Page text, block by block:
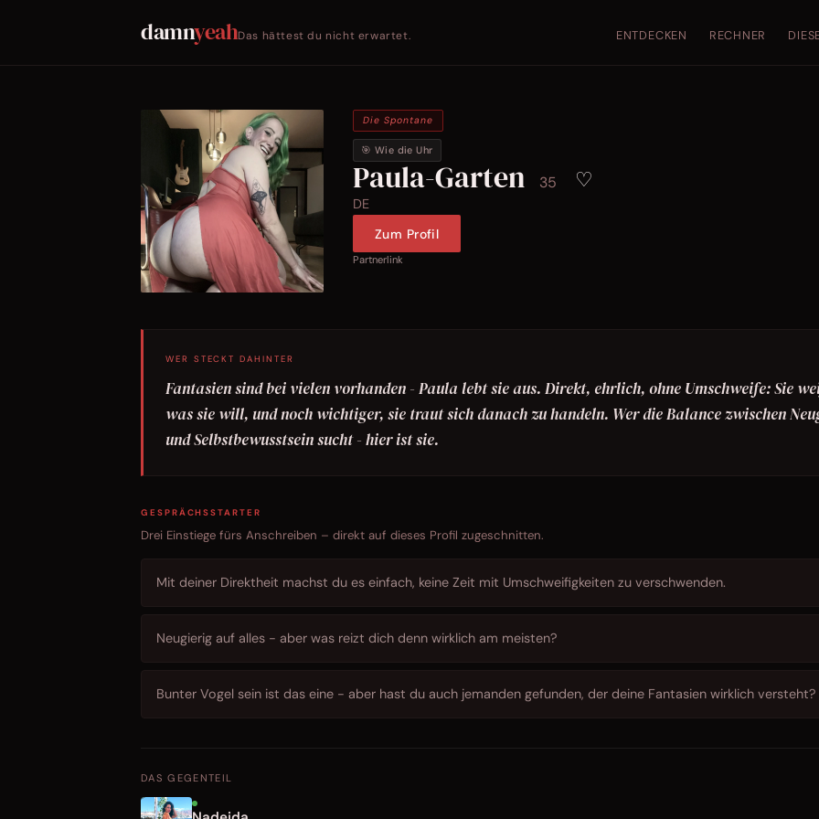
damnyeahDas hättest du nicht erwartet. ENTDECKEN RECHNER
Die Spontane
🎯 Wie die Uhr
Paula-Garten 35 ♡
DE
Zum Profil
Partnerlink
WER STECKT DAHINTER
Fantasien sind bei vielen vorhanden - Paula lebt sie aus. Direkt, ehrlich, ohne Umschweife: Sie
was sie will, und noch wichtiger, sie traut sich danach zu handeln. Wer die Balance zwischen
und Selbstbewusstsein sucht - hier ist sie.
GESPRÄCHSSTARTER
Drei Einstiege fürs Anschreiben – direkt auf dieses Profil zugeschnitten.
Mit deiner Direktheit machst du es einfach, keine Zeit mit Umschweifigkeiten zu verschwenden.
Neugierig auf alles - aber was reizt dich denn wirklich am meisten?
Bunter Vogel sein ist das eine - aber hast du auch jemanden gefunden, der deine Fantasien wirklich versteht?
DAS GEGENTEIL